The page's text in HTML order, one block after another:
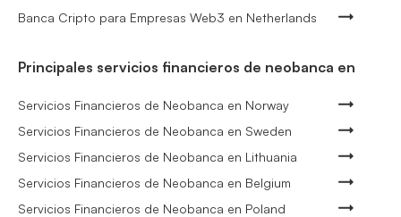
Banca Cripto para Empresas Web3 en Netherlands
Principales servicios financieros de neobanca en
Servicios Financieros de Neobanca en Norway
Servicios Financieros de Neobanca en Sweden
Servicios Financieros de Neobanca en Lithuania
Servicios Financieros de Neobanca en Belgium
Servicios Financieros de Neobanca en Poland